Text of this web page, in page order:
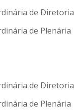
de Diretoria
de Plenária
de Diretoria
de Plenária